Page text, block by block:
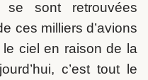
se sont retrouvées
ces milliers d’avions
le ciel en raison de la
c’est tout le